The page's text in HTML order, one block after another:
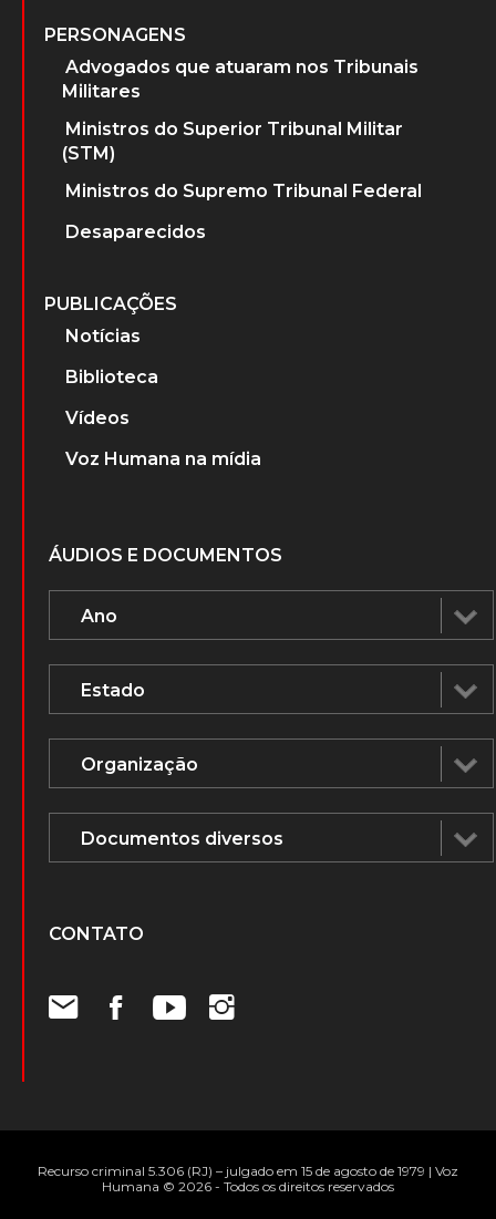
PERSONAGENS
Advogados que atuaram nos Tribunais
Militares
Ministros do Superior Tribunal Militar
(STM)
Ministros do Supremo Tribunal Federal
Desaparecidos
PUBLICAÇÕES
Notícias
Biblioteca
Vídeos
Voz Humana na mídia
ÁUDIOS E DOCUMENTOS
CONTATO
Recurso criminal 5.306 (RJ) – julgado em 15 de agosto de 1979 | Voz
Humana © 2026 - Todos os direitos reservados